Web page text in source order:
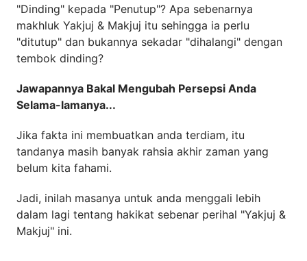
"Dinding" kepada "Penutup"? Apa sebenarnya
makhluk Yakjuj & Makjuj itu sehingga ia perlu
"ditutup" dan bukannya sekadar "dihalangi" dengan
tembok dinding?
Jawapannya Bakal Mengubah Persepsi Anda
Selama-lamanya...
Jika fakta ini membuatkan anda terdiam, itu
tandanya masih banyak rahsia akhir zaman yang
belum kita fahami.
Jadi, inilah masanya untuk anda menggali lebih
dalam lagi tentang hakikat sebenar perihal "Yakjuj &
Makjuj" ini.